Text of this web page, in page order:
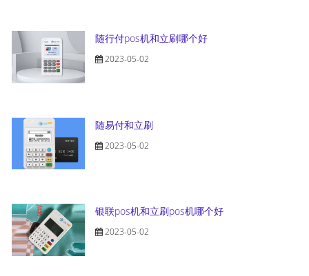
随行付pos机和立刷哪个好
2023-05-02
随易付和立刷
2023-05-02
银联pos机和立刷pos机哪个好
2023-05-02